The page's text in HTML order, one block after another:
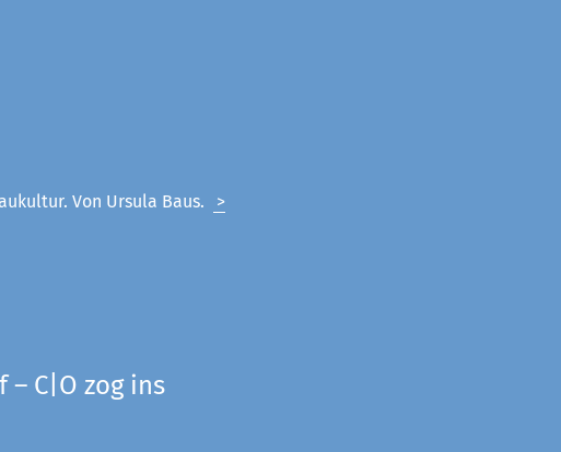
Von Ursula Baus.
>
– C|O zog ins